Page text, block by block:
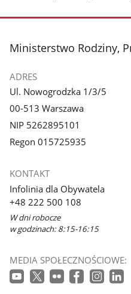
stopka
Ministerstwo Rodziny,
ADRES
Ul. Nowogrodzka 1/3/5
00-513 Warszawa
NIP 5262895101
Regon 015725935
KONTAKT
Infolinia dla Obywatela
+48 222 500 108
W dni robocze
w godzinach: 8:15-16:15
MEDIA SPOŁECZNOŚCIOWE: